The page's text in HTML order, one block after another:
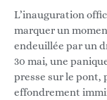
L’inauguration
marquer un
endeuillée par un
30 mai, une
presse sur le pont,
effondrement